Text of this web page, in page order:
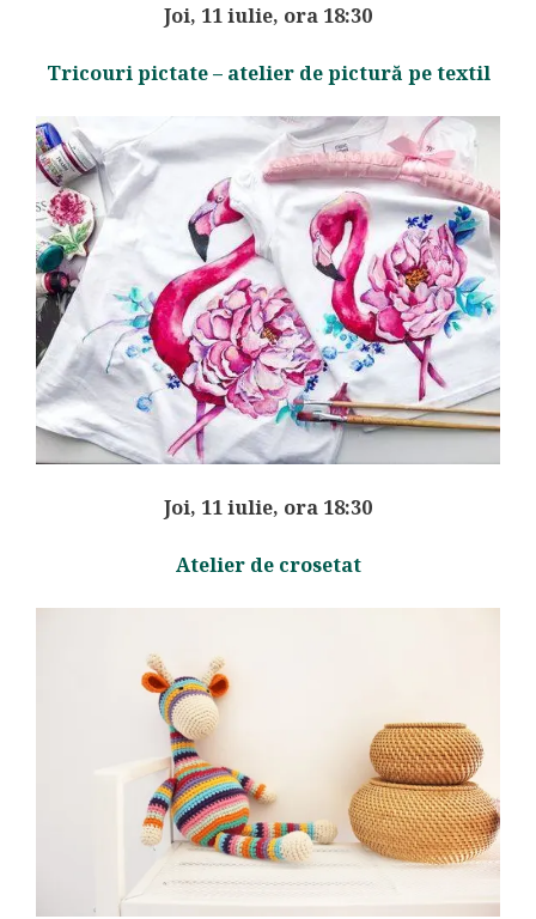
Joi, 11 iulie, ora 18:30
Tricouri pictate – atelier de pictură pe textil
Joi, 11 iulie, ora 18:30
Atelier de crosetat